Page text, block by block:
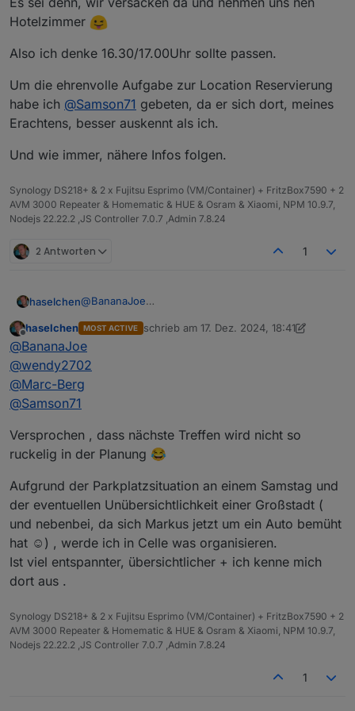
Hotelzimmer
Also ich denke 16.30/17.00Uhr sollte passen.
Um die ehrenvolle Aufgabe zur Location Reservierung
habe ich @Samson71 gebeten, da er sich dort, meines
Erachtens, besser auskennt als ich.
Und wie immer, nähere Infos folgen.
Synology DS218+ & 2 x Fujitsu Esprimo (VM/Container) + FritzBox7590 + 2
AVM 3000 Repeater & Homematic & HUE & Osram & Xiaomi, NPM 10.9.7,
Nodejs 22.22.2 ,JS Controller 7.0.7 ,Admin 7.8.24
2 Antworten 1
haselchen@BananaJoe
@wendy2702
Guck mal an, unter Druck arbeitet@Samson71
Schnellsten
Zusammen mit meinem eigenen Terminkalender
Uhrzeit sollte etwas früher sein, da ja auch jeder
wieder nach Hause muss :)
Hotelzimmer
Also ich denke 16.30/17.00Uhr sollte passen.
Reservierung habe ich@Samson71 gebeten, da er
sich dort, meines Erachtens, besser auskennt als
Und wie immer, nähere Infos folgen.
Offline
haselchen MOST ACTIVE schrieb am 17. Dez. 2024, 18:41
zuletzt editiert von haselchen
@BananaJoe
@wendy2702
@Marc-Berg
@Samson71
Versprochen , dass nächste Treffen wird nicht so
ruckelig in der Planung 😂
Aufgrund der Parkplatzsituation an einem Samstag und
der eventuellen Unübersichtlichkeit einer Großstadt (
und nebenbei, da sich Markus jetzt um ein Auto bemüht
hat ☺️) , werde ich in Celle was organisieren.
Ist viel entspannter, übersichtlicher + ich kenne mich
dort aus .
Synology DS218+ & 2 x Fujitsu Esprimo (VM/Container) + FritzBox7590 + 2
AVM 3000 Repeater & Homematic & HUE & Osram & Xiaomi, NPM 10.9.7,
Nodejs 22.22.2 ,JS Controller 7.0.7 ,Admin 7.8.24
1